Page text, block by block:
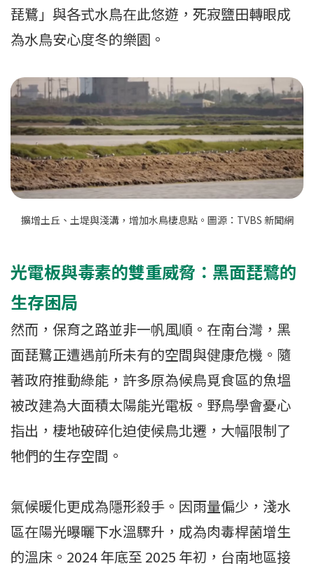
琵鷺」與各式水鳥在此悠遊，死寂鹽田轉眼成
為水鳥安心度冬的樂園。
擴增土丘、土堤與淺溝，增加水鳥棲息點。圖源：TVBS 新聞網
光電板與毒素的雙重威脅：黑面琵鷺的
生存困局
然而，保育之路並非一帆風順。在南台灣，黑
面琵鷺正遭遇前所未有的空間與健康危機。隨
著政府推動綠能，許多原為候鳥覓食區的魚塭
被改建為大面積太陽能光電板。野鳥學會憂心
指出，棲地破碎化迫使候鳥北遷，大幅限制了
牠們的生存空間。
氣候暖化更成為隱形殺手。因雨量偏少，淺水
區在陽光曝曬下水溫驟升，成為肉毒桿菌增生
的溫床。2024 年底至 2025 年初，台南地區接